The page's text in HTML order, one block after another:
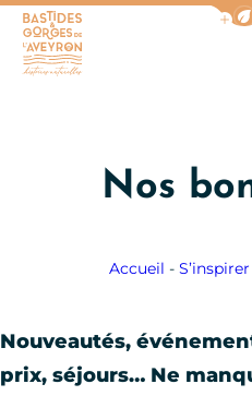
Nos
Accueil - S’inspirer
Nouveautés,
prix, séjours… Ne